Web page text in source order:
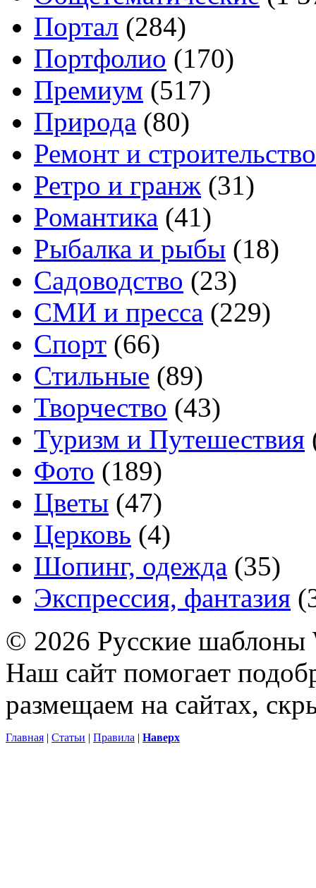
Портал (284)
Портфолио (170)
Премиум (517)
Природа (80)
Ремонт и строительство
Ретро и гранж (31)
Романтика (41)
Рыбалка и рыбы (18)
Садоводство (23)
СМИ и пресса (229)
Спорт (66)
Стильные (89)
Творчество (43)
Туризм и Путешествия
Фото (189)
Цветы (47)
Церковь (4)
Шопинг, одежда (35)
Экспрессия, фантазия
© 2026 Русские шаблоны
Наш сайт помогает
размещаем на сайтах,
Главная | Статьи | Правила | Наверх